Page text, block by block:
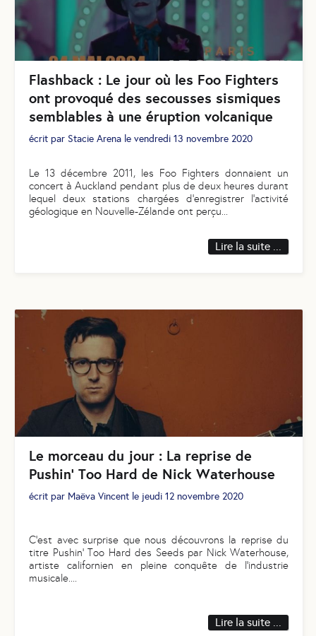
Flashback : Le jour où les Foo Fighters
ont provoqué des secousses sismiques
semblables à une éruption volcanique
écrit par Stacie Arena le vendredi 13 novembre 2020
Le 13 décembre 2011, les Foo Fighters donnaient un
concert à Auckland pendant plus de deux heures durant
lequel deux stations chargées d’enregistrer l’activité
géologique en Nouvelle-Zélande ont perçu
Lire la suite ...
Le morceau du jour : La reprise de
Pushin' Too Hard de Nick Waterhouse
écrit par Maëva Vincent le jeudi 12 novembre 2020
C'est avec surprise que nous découvrons la reprise du
titre Pushin' Too Hard des Seeds par Nick Waterhouse,
artiste californien en pleine conquête de l'industrie
musicale.
Lire la suite ...